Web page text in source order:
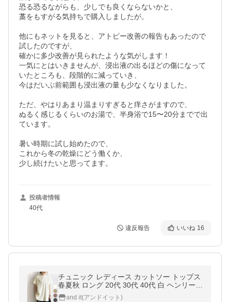
恐る恐るながらも、少しでも良くならないかと、
藁をもすがる気持ちで購入しましたが。
他にもネットを見ると、アトピー改善の報告もあったので
試したのですが、
確かに多少改善が見られたような気がします！
一気にとはいきませんが、浸出液の出るほどの傷になって
いたところも、段階的に減っていき、
今はだいぶ前範囲も浸出液の量も少なくなりました。
ただ、やはりあまり温まりすぎると痒さがますので、
ぬるく感じるくらいのお湯で、半身浴で15〜20分までで出
ています。
暑い時期に試し始めたので、
これから冬の乾燥にどう働くか、
少し続けたいと思ってます。
投稿者情報
40代
違反報告 いいね 16
チュニック レディース カットソー トップス
春夏秋 ロング 20代 30代 40代 白 ヘンリーネ
ック 半袖 ゆったり 厚手 おしゃれ
and it(アンドイット)